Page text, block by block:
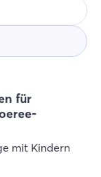
für
mit Kindern